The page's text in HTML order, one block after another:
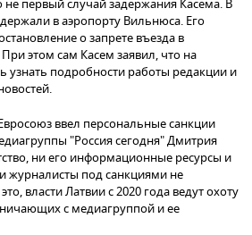
первый случай задержания Касема. В
в аэропорту Вильнюса. Его
о запрете въезда в
этом сам Касем заявил, что на
узнать подробности работы редакции и
ввел персональные санкции
"Россия сегодня" Дмитрия
ни его информационные ресурсы и
журналисты под санкциями не
власти Латвии с 2020 года ведут охоту
с медиагруппой и ее